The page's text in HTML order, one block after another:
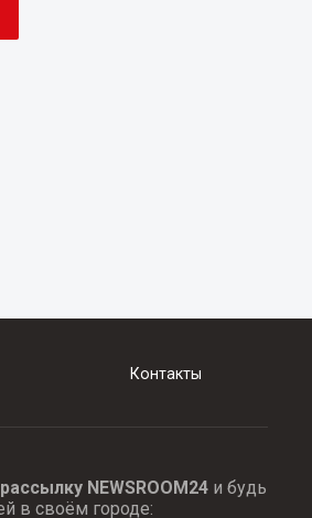
Контакты
NEWSROOM24и будь
в своём городе: